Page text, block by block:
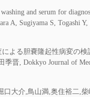
and serum for
A, Sugiyama S, Togashi
よる胆嚢隆起性病変の
晋, Dokkyo Journal of
大介,鳥山満,奥住裕二,